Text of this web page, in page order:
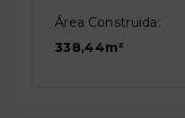
Área Construida:
338,44m²